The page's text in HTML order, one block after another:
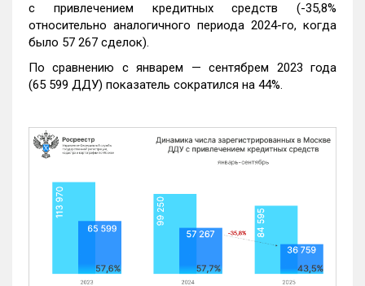
с привлечением кредитных средств (-35,8%
относительно аналогичного периода 2024-го, когда
было 57 267 сделок).
По сравнению с январем — сентябрем 2023 года
(65 599 ДДУ) показатель сократился на 44%.